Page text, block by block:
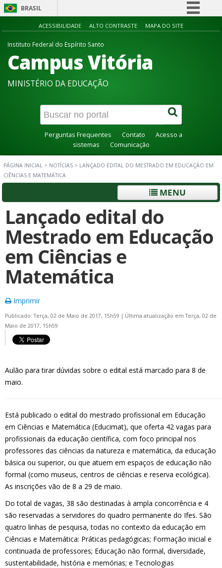
BRASIL
Simplifique!
Acesso à informação
Canais
ACESSIBILIDADE ALTO CONTRASTE MAPA DO SITE
Instituto Federal do Espírito Santo
Campus Vitória
MINISTÉRIO DA EDUCAÇÃO
Perguntas Frequentes Contato
Acesso a
sistemas
Comunicação
PÁGINA INICIAL > NOTÍCIAS > LANÇADO EDITAL DO MESTRADO EM EDUCAÇÃO EM
CIÊNCIAS E MATEMÁTICA
MENU
Lançado edital do
Mestrado em Educação
em Ciências e
Matemática
Imprimir
Publicado: Terça, 02 de Maio de 2017, 15h59 | Última atualização em Terça, 02 de
Maio de 2017, 15h59
Aulão para tirar dúvidas sobre o edital está marcado para 8 de
maio.
Está publicado o edital do mestrado profissional em Educação
em Ciências e Matemática (Educimat), que oferta 42 vagas para
profissionais da educação científica, com foco principal nos
professores das ciências da natureza e matemática, da educação
básica ou superior, ou que atuem em espaços de educação não
formal (como museus, centros de ciências e reserva ecológica).
As inscrições vão de 8 a 29 de maio.
Do total de vagas, 38 são destinadas à ampla concorrência e 4
são reservadas a servidores do quadro permanente do Ifes. São
quatro linhas de pesquisa, todas no contexto da educação em
Ciências e Matemática: Práticas pedagógicas; Formação inicial e
continuada de professores; Educação não formal, diversidade,
sustentabilidade, história e memórias; e Tecnologias